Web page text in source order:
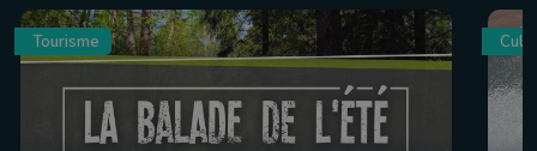
Tourisme